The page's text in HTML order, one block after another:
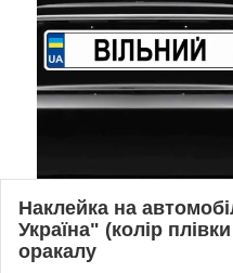
Наклейка на
Україна" (колір
оракалу